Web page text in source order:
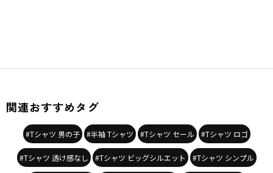
関連おすすめタグ
#Tシャツ 男の子 #半袖 Tシャツ #Tシャツ セール #Tシャツ ロゴ
#Tシャツ 透け感なし #Tシャツ ビッグシルエット #Tシャツ シンプル